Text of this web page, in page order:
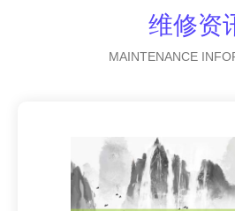
维修资
MAINTENANCE